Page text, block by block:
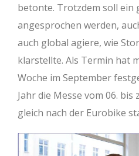
betonte. Trotzdem soll ein
angesprochen werden,
auch global agiere, wie
klarstellte. Als Termin hat
Woche im September
Jahr die Messe vom 06. bis
gleich nach der Eurobike